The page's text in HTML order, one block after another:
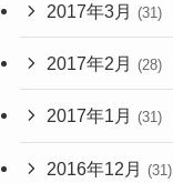
2017年3月 (31)
2017年2月 (28)
2017年1月 (31)
2016年12月 (31)